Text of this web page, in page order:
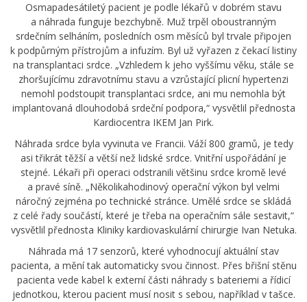
Osmapadesátiletý pacient je podle lékařů v dobrém stavu
a náhrada funguje bezchybně. Muž trpěl oboustranným
srdečním selháním, posledních osm měsíců byl trvale připojen
k podpůrným přístrojům a infuzím. Byl už vyřazen z čekací listiny
na transplantaci srdce. „Vzhledem k jeho vyššímu věku, stále se
zhoršujícímu zdravotnímu stavu a vzrůstající plicní hypertenzi
nemohl podstoupit transplantaci srdce, ani mu nemohla být
implantovaná dlouhodobá srdeční podpora,“ vysvětlil přednosta
Kardiocentra IKEM Jan Pirk.
Náhrada srdce byla vyvinuta ve Francii. Váží 800 gramů, je tedy
asi třikrát těžší a větší než lidské srdce. Vnitřní uspořádání je
stejné. Lékaři při operaci odstranili většinu srdce kromě levé
a pravé síně. „Několikahodinový operační výkon byl velmi
náročný zejména po technické stránce. Umělé srdce se skládá
z celé řady součástí, které je třeba na operačním sále sestavit,“
vysvětlil přednosta Kliniky kardiovaskulární chirurgie Ivan Netuka.
Náhrada má 17 senzorů, které vyhodnocují aktuální stav
pacienta, a mění tak automaticky svou činnost. Přes břišní stěnu
pacienta vede kabel k externí části náhrady s bateriemi a řídicí
jednotkou, kterou pacient musí nosit s sebou, například v tašce.